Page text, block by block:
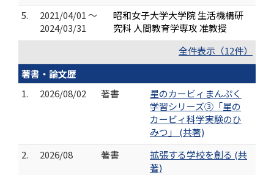
5.
2021/04/01 ～
2024/03/31
昭和女子大学大学院 生活機構研
究科 人間教育学専攻 准教授
全件表示（12件）
著書・論文歴
1.
2026/08/02 著書
星のカービィまんぷく
学習シリーズ③「星の
カービィ科学実験のひ
みつ」 (共著)
2.
2026/08 著書
拡張する学校を創る (共
著)